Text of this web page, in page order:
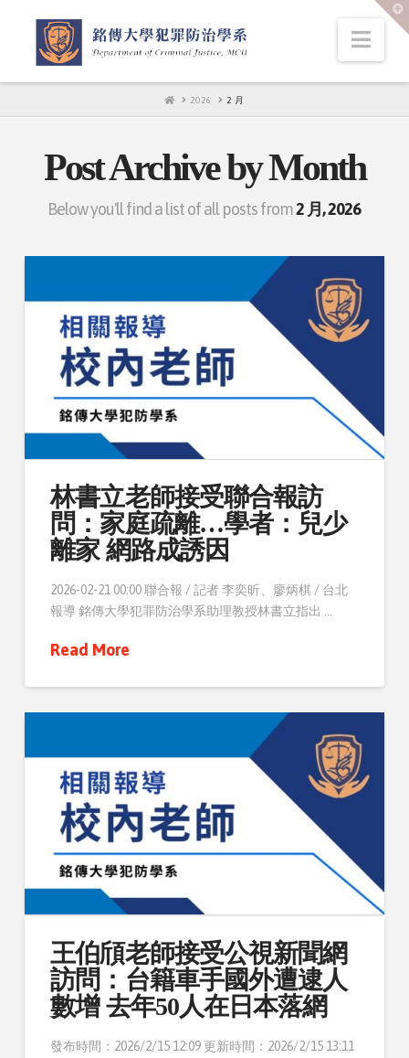
HOME
2026 2 月
Post Archive by Month
Below you'll find a list of all posts from2 月, 2026
林書立老師接受聯合報訪
問：家庭疏離…學者：兒少
離家 網路成誘因
2026-02-21 00:00 聯合報 / 記者 李奕昕、廖炳棋 / 台北
報導 銘傳大學犯罪防治學系助理教授林書立指出 …
Read More
王伯頎老師接受公視新聞網
訪問：台籍車手國外遭逮人
數增 去年50人在日本落網
發布時間：2026/2/15 12:09 更新時間：2026/2/15 13:11